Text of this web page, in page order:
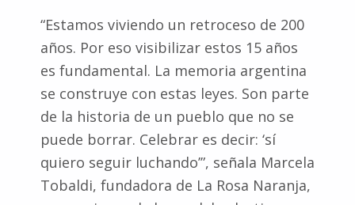
“Estamos viviendo un retroceso de 200
años. Por eso visibilizar estos 15 años
es fundamental. La memoria argentina
se construye con estas leyes. Son parte
de la historia de un pueblo que no se
puede borrar. Celebrar es decir: ‘sí
quiero seguir luchando’”, señala Marcela
Tobaldi, fundadora de La Rosa Naranja,